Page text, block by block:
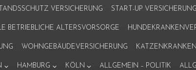
VERSICHERUNG START-UP
BETRIEBLICHE ALTERSVORSORGE
WOHNGEBÄUDEVERSICHERUNG
HAMBURG KÖLN ALLGEMEIN – POLITIK